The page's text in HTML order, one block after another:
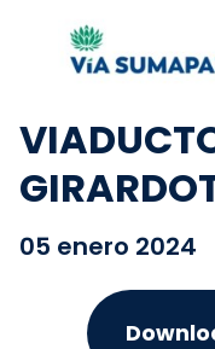
05 enero 2024